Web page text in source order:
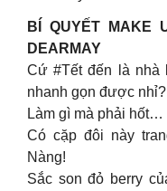
BÍ QUYẾT MAKE
DEARMAY
Cứ #Tết đến là nhà
nhanh gọn được
Làm gì mà phải hốt…
Có cặp đôi này
Nàng!
Sắc son đỏ berry